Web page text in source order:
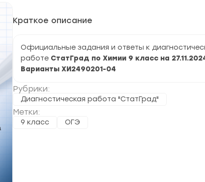
Краткое описание
Официальные задания и ответы к
работе СтатГрад по Химии 9 класс на
Варианты ХИ2490201-04
Рубрики:
Диагностическая работа "СтатГрад"
Метки:
9 класс ОГЭ